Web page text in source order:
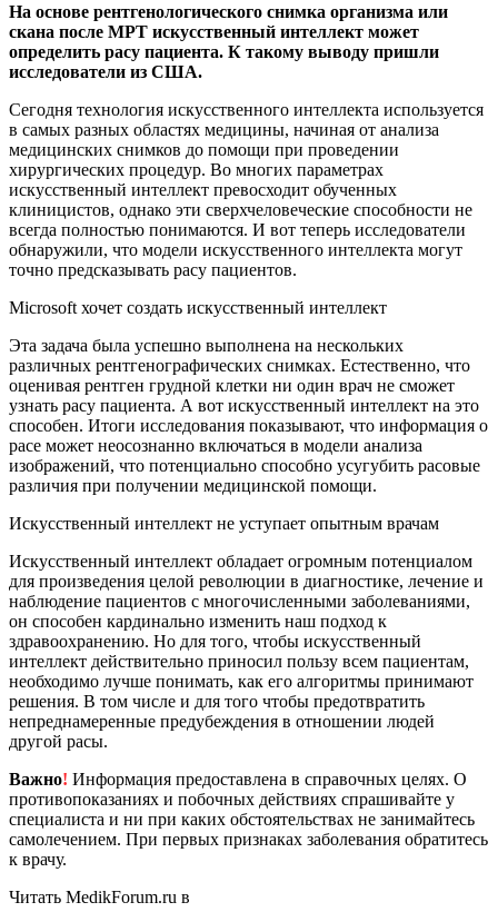
На основе рентгенологического снимка организма или
скана после МРТ искусственный интеллект может
определить расу пациента. К такому выводу пришли
исследователи из США.
Сегодня технология искусственного интеллекта используется
в самых разных областях медицины, начиная от анализа
медицинских снимков до помощи при проведении
хирургических процедур. Во многих параметрах
искусственный интеллект превосходит обученных
клиницистов, однако эти сверхчеловеческие способности не
всегда полностью понимаются. И вот теперь исследователи
обнаружили, что модели искусственного интеллекта могут
точно предсказывать расу пациентов.
Microsoft хочет создать искусственный интеллект
Эта задача была успешно выполнена на нескольких
различных рентгенографических снимках. Естественно, что
оценивая рентген грудной клетки ни один врач не сможет
узнать расу пациента. А вот искусственный интеллект на это
способен. Итоги исследования показывают, что информация о
расе может неосознанно включаться в модели анализа
изображений, что потенциально способно усугубить расовые
различия при получении медицинской помощи.
Искусственный интеллект не уступает опытным врачам
Искусственный интеллект обладает огромным потенциалом
для произведения целой революции в диагностике, лечение и
наблюдение пациентов с многочисленными заболеваниями,
он способен кардинально изменить наш подход к
здравоохранению. Но для того, чтобы искусственный
интеллект действительно приносил пользу всем пациентам,
необходимо лучше понимать, как его алгоритмы принимают
решения. В том числе и для того чтобы предотвратить
непреднамеренные предубеждения в отношении людей
другой расы.
Важно! Информация предоставлена в справочных целях. О
противопоказаниях и побочных действиях спрашивайте у
специалиста и ни при каких обстоятельствах не занимайтесь
самолечением. При первых признаках заболевания обратитесь
к врачу.
Читать MedikForum.ru в